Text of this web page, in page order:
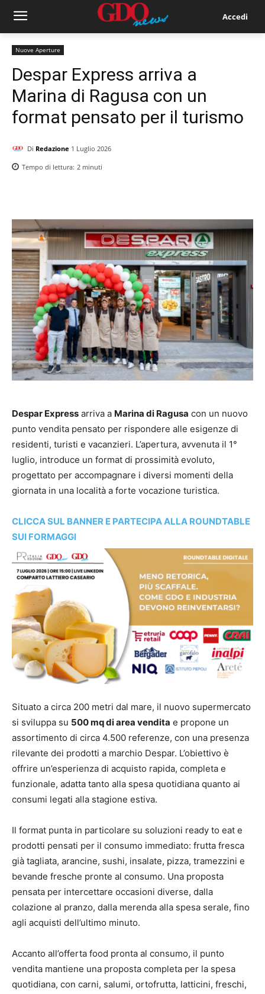
Accedi
Nuove Aperture
Despar Express arriva a
Marina di Ragusa con un
format pensato per il turismo
Di Redazione 1 Luglio 2026
Tempo di lettura: 2 minuti
Despar Express arriva a Marina di Ragusa con un nuovo
punto vendita pensato per rispondere alle esigenze di
residenti, turisti e vacanzieri. L’apertura, avvenuta il 1°
luglio, introduce un format di prossimità evoluto,
progettato per accompagnare i diversi momenti della
giornata in una località a forte vocazione turistica.
CLICCA SUL BANNER E PARTECIPA ALLA ROUNDTABLE
SUI FORMAGGI
Situato a circa 200 metri dal mare, il nuovo supermercato
si sviluppa su 500 mq di area vendita e propone un
assortimento di circa 4.500 referenze, con una presenza
rilevante dei prodotti a marchio Despar. L’obiettivo è
offrire un’esperienza di acquisto rapida, completa e
funzionale, adatta tanto alla spesa quotidiana quanto ai
consumi legati alla stagione estiva.
Il format punta in particolare su soluzioni ready to eat e
prodotti pensati per il consumo immediato: frutta fresca
già tagliata, arancine, sushi, insalate, pizza, tramezzini e
bevande fresche pronte al consumo. Una proposta
pensata per intercettare occasioni diverse, dalla
colazione al pranzo, dalla merenda alla spesa serale, fino
agli acquisti dell’ultimo minuto.
Accanto all’offerta food pronta al consumo, il punto
vendita mantiene una proposta completa per la spesa
quotidiana, con carni, salumi, ortofrutta, latticini, freschi,